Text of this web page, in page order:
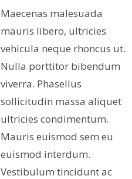
Maecenas malesuada
mauris libero, ultricies
vehicula neque rhoncus ut.
Nulla porttitor bibendum
viverra. Phasellus
sollicitudin massa aliquet
ultricies condimentum.
Mauris euismod sem eu
euismod interdum.
Vestibulum tincidunt ac